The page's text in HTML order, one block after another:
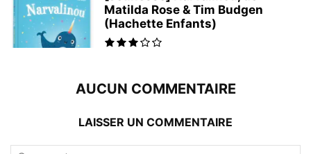
Matilda Rose & Tim Budgen
(Hachette Enfants)
AUCUN COMMENTAIRE
LAISSER UN COMMENTAIRE